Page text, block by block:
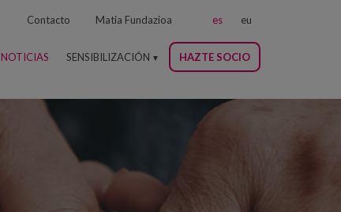
NOTICIAS SENSIBILIZACIÓN HAZTE SOCIO
es eu
Contacto Matia Fundazioa